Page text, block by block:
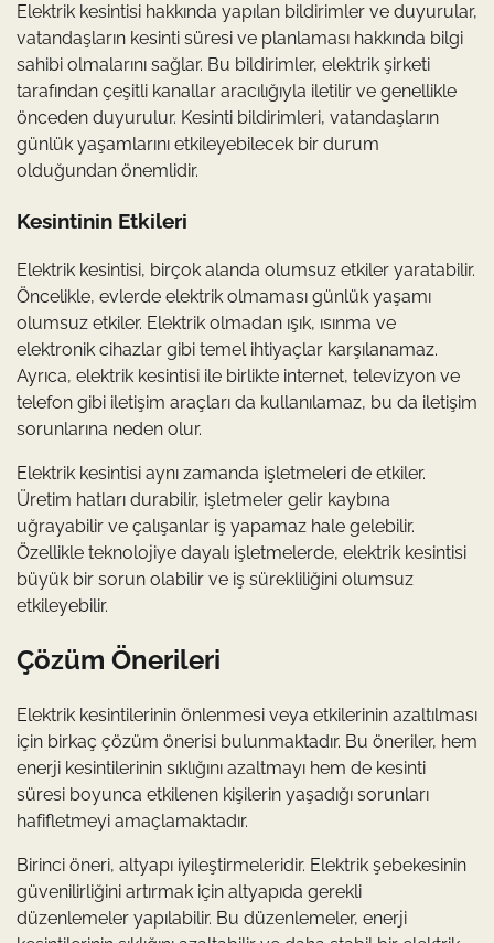
Elektrik kesintisi hakkında yapılan bildirimler ve duyurular,
vatandaşların kesinti süresi ve planlaması hakkında bilgi
sahibi olmalarını sağlar. Bu bildirimler, elektrik şirketi
tarafından çeşitli kanallar aracılığıyla iletilir ve genellikle
önceden duyurulur. Kesinti bildirimleri, vatandaşların
günlük yaşamlarını etkileyebilecek bir durum
olduğundan önemlidir.
Kesintinin Etkileri
Elektrik kesintisi, birçok alanda olumsuz etkiler yaratabilir.
Öncelikle, evlerde elektrik olmaması günlük yaşamı
olumsuz etkiler. Elektrik olmadan ışık, ısınma ve
elektronik cihazlar gibi temel ihtiyaçlar karşılanamaz.
Ayrıca, elektrik kesintisi ile birlikte internet, televizyon ve
telefon gibi iletişim araçları da kullanılamaz, bu da iletişim
sorunlarına neden olur.
Elektrik kesintisi aynı zamanda işletmeleri de etkiler.
Üretim hatları durabilir, işletmeler gelir kaybına
uğrayabilir ve çalışanlar iş yapamaz hale gelebilir.
Özellikle teknolojiye dayalı işletmelerde, elektrik kesintisi
büyük bir sorun olabilir ve iş sürekliliğini olumsuz
etkileyebilir.
Çözüm Önerileri
Elektrik kesintilerinin önlenmesi veya etkilerinin azaltılması
için birkaç çözüm önerisi bulunmaktadır. Bu öneriler, hem
enerji kesintilerinin sıklığını azaltmayı hem de kesinti
süresi boyunca etkilenen kişilerin yaşadığı sorunları
hafifletmeyi amaçlamaktadır.
Birinci öneri, altyapı iyileştirmeleridir. Elektrik şebekesinin
güvenilirliğini artırmak için altyapıda gerekli
düzenlemeler yapılabilir. Bu düzenlemeler, enerji